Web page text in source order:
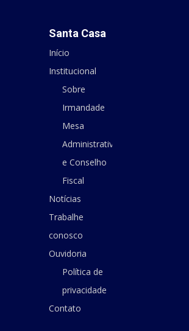
Santa Casa
Início
Institucional
Sobre
Irmandade
Mesa
Administrativa
e Conselho
Fiscal
Notícias
Trabalhe
conosco
Ouvidoria
Política de
privacidade
Contato